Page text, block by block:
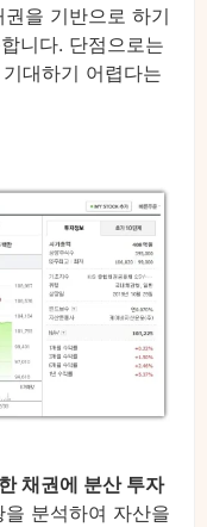
을 기반으로 하기
니다. 단점으로는
대하기 어렵다는
채권에 분산 투자
분석하여 자산을